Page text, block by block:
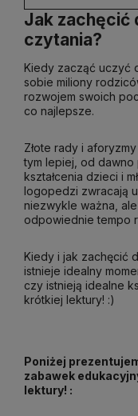
Jak zachęcić
czytania?
Kiedy zacząć uczyć
sobie miliony
rozwojem swoich
co najlepsze.
Złote rady i
tym lepiej, od dawno
kształcenia dzieci i
logopedzi zwracają
niezwykle ważna,
odpowiednie tempo
Kiedy i jak zachęcić
istnieje idealny
czy istnieją idealne
krótkiej lektury! :)
Poniżej
zabawek
lektury! :